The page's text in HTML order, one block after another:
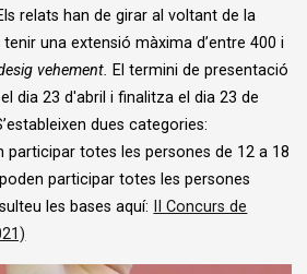
relats han de girar al voltant de la
tenir una extensió màxima d’entre 400 i
vehement. El termini de presentació
dia 23 d'abril i finalitza el dia 23 de
dues categories:
participar totes les persones de 12 a 18
poden participar totes les persones
les bases aquí:
II Concurs de